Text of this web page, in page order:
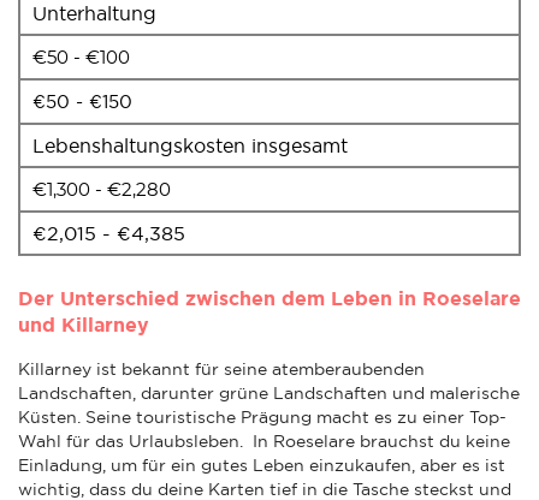
Unterhaltung
€50 - €100
€50 - €150
Lebenshaltungskosten insgesamt
€1,300 - €2,280
€2,015 - €4,385
Der Unterschied zwischen dem Leben in Roeselare
und Killarney
Killarney ist bekannt für seine atemberaubenden
Landschaften, darunter grüne Landschaften und malerische
Küsten. Seine touristische Prägung macht es zu einer Top-
Wahl für das Urlaubsleben. In Roeselare brauchst du keine
Einladung, um für ein gutes Leben einzukaufen, aber es ist
wichtig, dass du deine Karten tief in die Tasche steckst und